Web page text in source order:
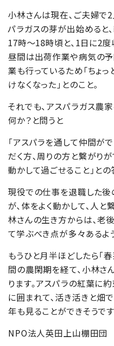
小林さんは現在、ご夫婦で
パラガスの芽が出始めると
17時～18時頃と、1日に2度
昼間は出荷作業や病気の
業も行っているため「ちょ
けなくなった」とのこと。
それでも、アスパラガス農
何か？と問うと
「アスパラを通して仲間が
だく方、周りの方と繋がり
動かして過ごせること」との
現役での仕事を退職した
が、体をよく動かして、人
林さんの生き方からは、老
て学ぶべき点が多々あるよ
もうひと月半ほどしたら「
間の農閑期を経て、小林さ
ります。アスパラの紅葉に
に囲まれて、活き活きと畑
年も見ることができそうです
NPO法人英田上山棚田